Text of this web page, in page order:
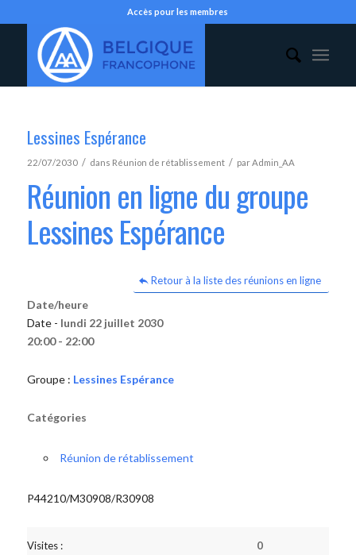
Accès pour les membres
Lessines Espérance
22/07/2030 / dans Réunion de rétablissement / parAdmin_AA
Réunion en ligne du groupe
Lessines Espérance
Retour à la liste des réunions en ligne
Date/heure
Date - lundi 22 juillet 2030
20:00 - 22:00
Groupe : Lessines Espérance
Catégories
Réunion de rétablissement
P44210/M30908/R30908
Visites : 0